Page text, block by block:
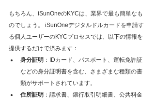
もちろん、iSunOneのKYCは、業界で最も簡単なも
のでしょう。 iSunOneデジタルドルカードを申請す
る個人ユーザーのKYCプロセスでは、以下の情報を
提供するだけで済みます：
身分証明 ：IDカード、パスポート、運転免許証
などの身分証明書を含む、さまざまな種類の書
類がサポートされています。
住所証明 ：請求書、銀行取引明細書、公共料金